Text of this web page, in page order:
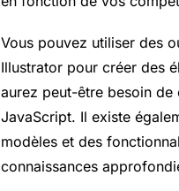
Vous pouvez utiliser des
Illustrator pour créer des
aurez peut-être besoin de
JavaScript. Il existe
modèles et des
connaissances